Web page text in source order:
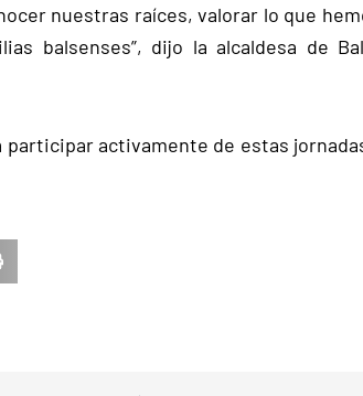
nuestras raíces, valorar lo que
balsenses”, dijo la alcaldesa de
participar activamente de estas